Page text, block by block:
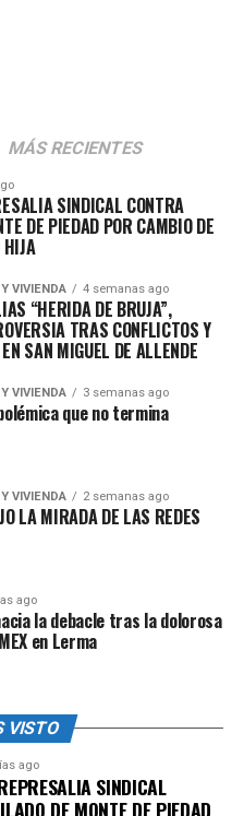
gobernadora, defiendo
que la
le reviró a Xóchitl Gálvez
del vino, que no se
de
quiero
las
de la
Gálvez,
Es una
rica
y
sus…
MÁS RECIENTES
SINDICAL CONTRA
DE PIEDAD POR CAMBIO DE
HIJA
VIVIENDA 4 semanas ago
“HERIDA DE BRUJA”,
TRAS CONFLICTOS Y
SAN MIGUEL DE ALLENDE
VIVIENDA 3 semanas ago
que no termina
VIVIENDA 2 semanas ago
LA MIRADA DE LAS REDES
ago
la debacle tras la dolorosa
en Lerma
VISTO
ago
SINDICAL
DE MONTE DE PIEDAD